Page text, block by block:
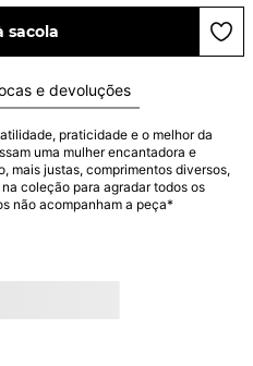
sacola
e devoluções
praticidade e o melhor da
uma mulher encantadora e
mais justas, comprimentos diversos,
coleção para agradar todos os
não acompanham a peça*